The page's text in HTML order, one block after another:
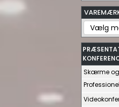
Skærme